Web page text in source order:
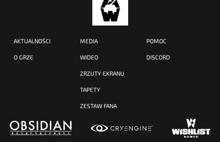
AKTUALNOŚCI
O GRZE
MEDIA
WIDEO
ZRZUTY EKRANU
TAPETY
ZESTAW FANA
POMOC
DISCORD